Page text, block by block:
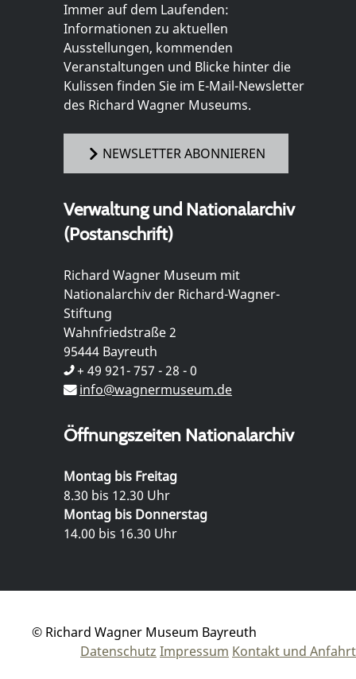
Immer auf dem Laufenden:
Informationen zu aktuellen
Ausstellungen, kommenden
Veranstaltungen und Blicke hinter die
Kulissen finden Sie im E-Mail-Newsletter
des Richard Wagner Museums.
NEWSLETTER ABONNIEREN
Verwaltung und Nationalarchiv
(Postanschrift)
Richard Wagner Museum mit
Nationalarchiv der Richard-Wagner-
Stiftung
Wahnfriedstraße 2
95444 Bayreuth
+ 49 921- 757 - 28 - 0
info@wagnermuseum.de
Öffnungszeiten Nationalarchiv
Montag bis Freitag
8.30 bis 12.30 Uhr
Montag bis Donnerstag
14.00 bis 16.30 Uhr
© Richard Wagner Museum Bayreuth
Datenschutz Impressum Kontakt und Anfahrt